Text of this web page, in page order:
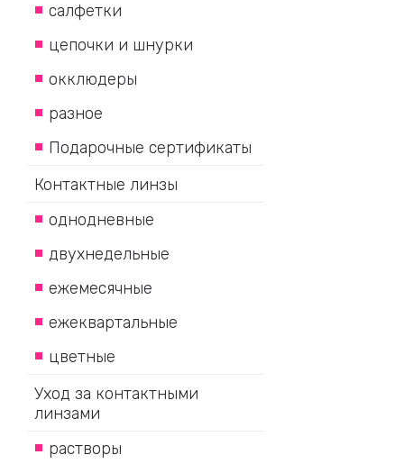
салфетки
цепочки и шнурки
окклюдеры
разное
Подарочные сертификаты
Контактные линзы
однодневные
двухнедельные
ежемесячные
ежеквартальные
цветные
Уход за контактными
линзами
растворы